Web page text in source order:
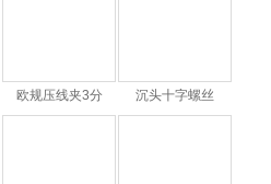
欧规压线夹3分 沉头十字螺丝